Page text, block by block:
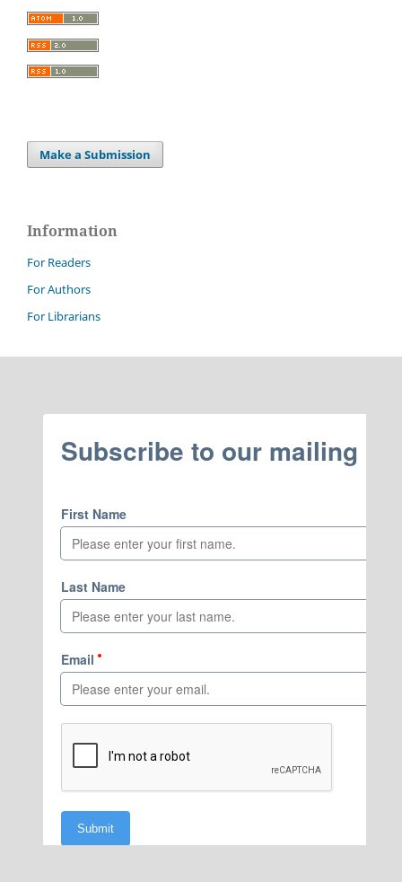
Make a Submission
Information
For Readers
For Authors
For Librarians